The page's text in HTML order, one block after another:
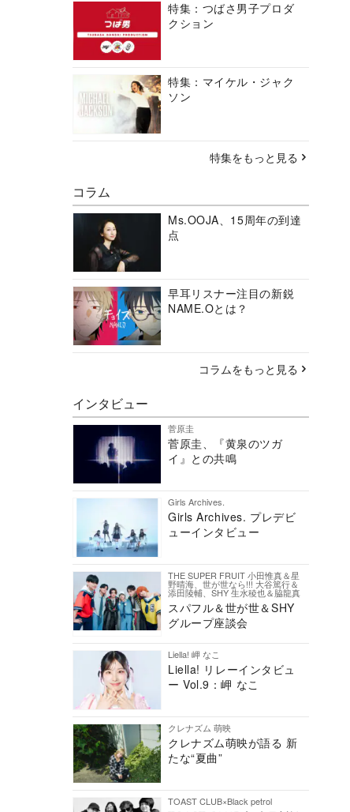
特集：つばさ男子プロダ
クション
特集：マイケル・ジャク
ソン
特集をもっと見る
コラム
Ms.OOJA、15周年の到達
点
早耳リスナー注目の新鋭
NAME.Oとは？
コラムをもっと見る
インタビュー
菅原圭
菅原圭、『黄泉のツガ
イ』との共鳴
Girls Archives.
Girls Archives. プレデビ
ューインタビュー
THE SUPER FRUIT 小田惟真＆星
野晴海、世が世なら!!! 大谷篤行＆
添田陵輔、SHY 生水稜也＆脇龍真
スパフル＆世が世＆SHY
グループ座談会
Liella! 岬 なこ
Liella! リレーインタビュ
ー Vol.9：岬 なこ
クレナズム 萌映
クレナズム萌映が語る 新
たな“夏曲”
TOAST CLUB×Black petrol